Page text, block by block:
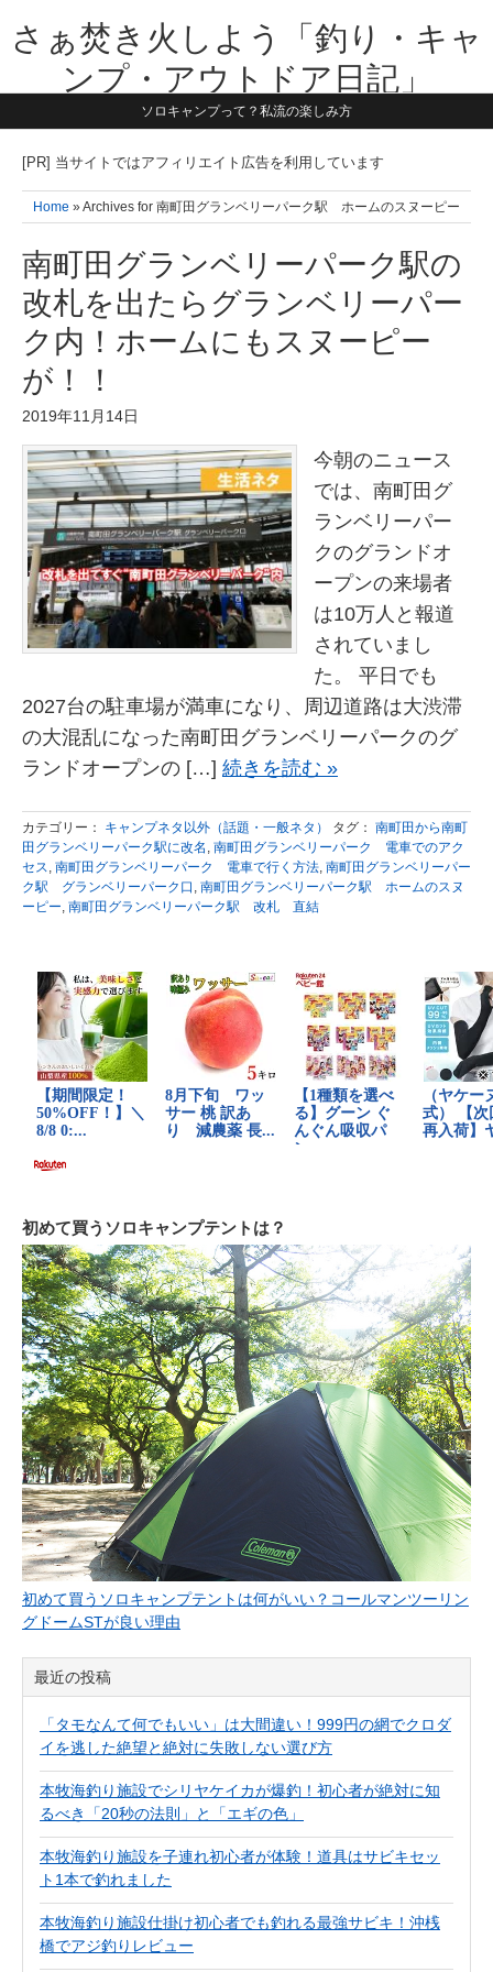
さぁ焚き火しよう「釣り・キャ
ンプ・アウトドア日記」
【テーマは子供と一緒に本気で遊ぶ】1981年うまれ・横浜在住。妻と3
す。同じ世代のお父さんに読んで頂けたら嬉しいです！よろしくお願い
ソロキャンプって？私流の楽しみ方
[PR] 当サイトではアフィリエイト広告を利用しています
Home » Archives for 南町田グランベリーパーク駅 ホームのスヌーピー
南町田グランベリーパーク駅の
改札を出たらグランベリーパー
ク内！ホームにもスヌーピー
が！！
2019年11月14日
今朝のニュース
では、南町田グ
ランベリーパー
クのグランドオ
ープンの来場者
は10万人と報道
されていまし
た。 平日でも
2027台の駐車場が満車になり、周辺道路は大渋滞
の大混乱になった南町田グランベリーパークのグ
ランドオープンの […] 続きを読む »
カテゴリー： キャンプネタ以外（話題・一般ネタ） タグ： 南町田から南町
田グランベリーパーク駅に改名 , 南町田グランベリーパーク 電車でのアク
セス, 南町田グランベリーパーク 電車で行く方法, 南町田グランベリーパー
ク駅 グランベリーパーク口 , 南町田グランベリーパーク駅 ホームのスヌ
ーピー, 南町田グランベリーパーク駅 改札 直結
初めて買うソロキャンプテントは？
初めて買うソロキャンプテントは何がいい？コールマンツーリン
グドームSTが良い理由
最近の投稿
「タモなんて何でもいい」は大間違い！999円の網でクロダ
イを逃した絶望と絶対に失敗しない選び方
本牧海釣り施設でシリヤケイカが爆釣！初心者が絶対に知
るべき「20秒の法則」と「エギの色」
本牧海釣り施設を子連れ初心者が体験！道具はサビキセッ
ト1本で釣れました
本牧海釣り施設仕掛け初心者でも釣れる最強サビキ！沖桟
橋でアジ釣りレビュー